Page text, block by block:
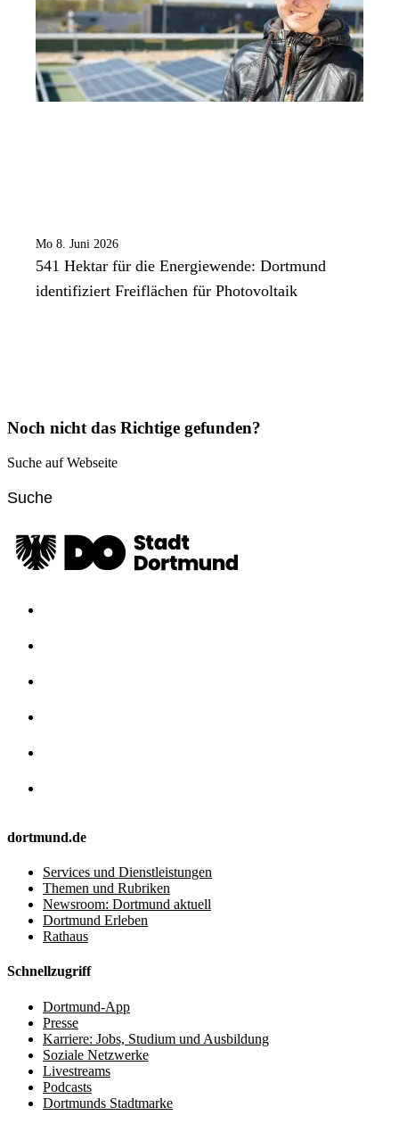
Mo 8. Juni 2026
541 Hektar für die Energiewende: Dortmund
identifiziert Freiflächen für Photovoltaik
Noch nicht das Richtige gefunden?
Suche auf Webseite
dortmund.de
Services und Dienstleistungen
Themen und Rubriken
Newsroom: Dortmund aktuell
Dortmund Erleben
Rathaus
Schnellzugriff
Dortmund-App
Presse
Karriere: Jobs, Studium und Ausbildung
Soziale Netzwerke
Livestreams
Podcasts
Dortmunds Stadtmarke